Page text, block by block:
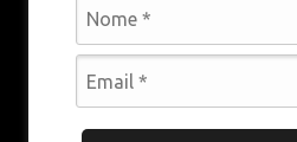
TÁTICO E TÉCNICO
CURSOS